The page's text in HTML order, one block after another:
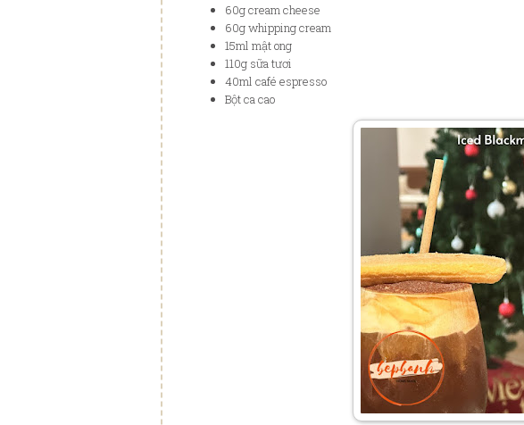
60g cream cheese
60g whipping cream
15ml mật ong
110g sữa tươi
40ml café espresso
Bột ca cao